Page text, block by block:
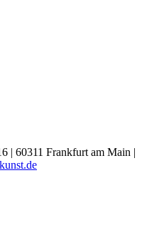
| 60311 Frankfurt am Main |